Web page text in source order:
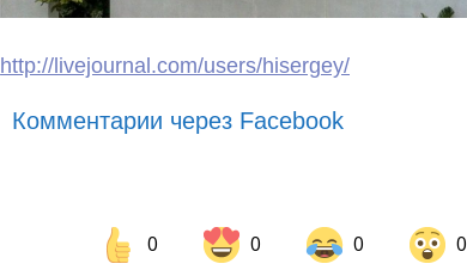
http://livejournal.com/users/hisergey/
Комментарии через Facebook
0 0 0 0